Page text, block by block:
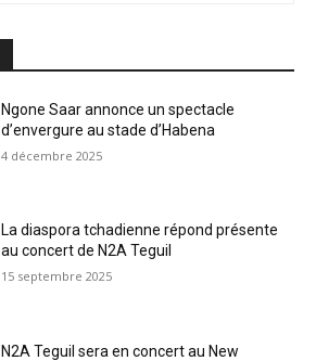
Ngone Saar annonce un spectacle
d’envergure au stade d’Habena
4 décembre 2025
La diaspora tchadienne répond présente
au concert de N2A Teguil
15 septembre 2025
N2A Teguil sera en concert au New